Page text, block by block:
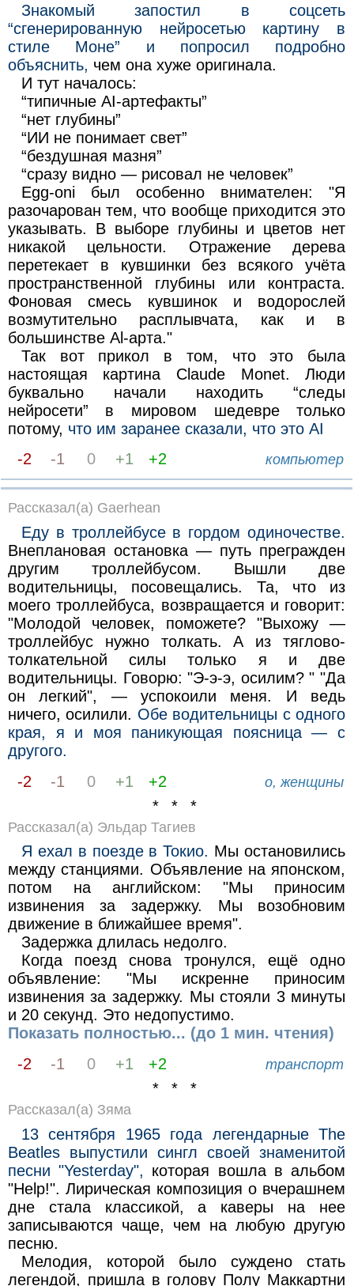
Знакомый запостил в соцсеть
“сгенерированную нейросетью картину в
стиле Моне” и попросил подробно
объяснить, чем она хуже оригинала.
И тут началось:
“типичные AI-артефакты”
“нет глубины”
“ИИ не понимает свет”
“бездушная мазня”
“сразу видно — рисовал не человек”
Egg-oni был особенно внимателен: "Я
разочарован тем, что вообще приходится это
указывать. В выборе глубины и цветов нет
никакой цельности. Отражение дерева
перетекает в кувшинки без всякого учёта
пространственной глубины или контраста.
Фоновая смесь кувшинок и водорослей
возмутительно расплывчата, как и в
большинстве Al-арта."
Так вот прикол в том, что это была
настоящая картина Claude Monet. Люди
буквально начали находить “следы
нейросети” в мировом шедевре только
потому, что им заранее сказали, что это AI
-2
-1 0 +1 +2 компьютер
Рассказал(а) Gaerhean
Еду в троллейбусе в гордом одиночестве.
Внеплановая остановка — путь прегражден
другим троллейбусом. Вышли две
водительницы, посовещались. Та, что из
моего троллейбуса, возвращается и говорит:
"Молодой человек, поможете? "Выхожу —
троллейбус нужно толкать. А из тяглово-
толкательной силы только я и две
водительницы. Говорю: "Э-э-э, осилим? " "Да
он легкий", — успокоили меня. И ведь
ничего, осилили. Обе водительницы с одного
края, я и моя паникующая поясница — с
другого.
-2
-1 0 +1 +2 о, женщины
* * *
Рассказал(а) Эльдар Тагиев
Я ехал в поезде в Токио. Мы остановились
между станциями. Объявление на японском,
потом на английском: "Мы приносим
извинения за задержку. Мы возобновим
движение в ближайшее время".
Задержка длилась недолго.
Когда поезд снова тронулся, ещё одно
объявление: "Мы искренне приносим
извинения за задержку. Мы стояли 3 минуты
и 20 секунд. Это недопустимо.
Показать полностью... (до 1 мин. чтения)
-2
-1 0 +1 +2 транспорт
* * *
Рассказал(а) Зяма
13 сентября 1965 года легендарные The
Beatles выпустили сингл своей знаменитой
песни "Yesterday", которая вошла в альбом
"Help!". Лирическая композиция о вчерашнем
дне стала классикой, а каверы на нее
записываются чаще, чем на любую другую
песню.
Мелодия, которой было суждено стать
легендой, пришла в голову Полу Маккартни